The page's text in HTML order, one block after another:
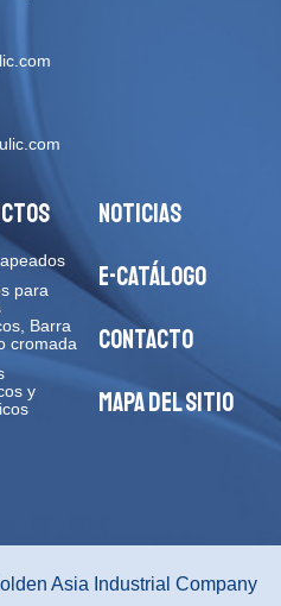
para
Barra
cromada
y
NOTICIAS
E-CATÁLOGO
CONTACTO
MAPA DEL SITIO
Asia Industrial Company